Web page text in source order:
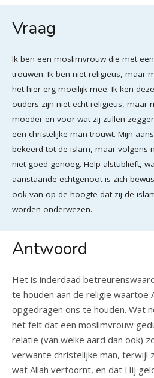
Vraag
Ik ben een moslimvrouw die met
trouwen. Ik ben niet religieus, maar
het hier erg moeilijk mee. Ik ken
ouders zijn niet echt religieus, maar
moeder en voor wat zij zullen
een christelijke man trouwt. Mijn
bekeerd tot de islam, maar volgens
niet goed genoeg. Help alstublieft,
aanstaande echtgenoot is zich
ook van op de hoogte dat zij de
worden onderwezen.
Antwoord
Het is inderdaad
te houden aan de religie waartoe
opgedragen ons te houden. Wat
het feit dat een moslimvrouw
relatie (van welke aard dan ook)
verwante christelijke man, terwijl
wat Allah vertoornt, en dat Hij